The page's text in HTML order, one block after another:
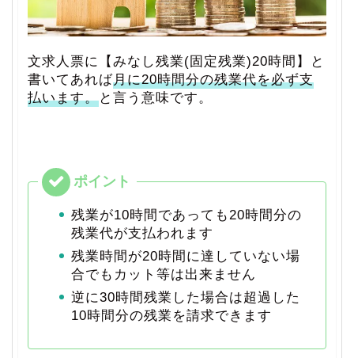
文求人票に【みなし残業(固定残業)20時間】と
書いてあれば月に20時間分の残業代を必ず支
払います。と言う意味です。
残業が10時間であっても20時間分の
残業代が支払われます
残業時間が20時間に達していない場
合でもカット等は出来ません
逆に30時間残業した場合は超過した
10時間分の残業を請求できます